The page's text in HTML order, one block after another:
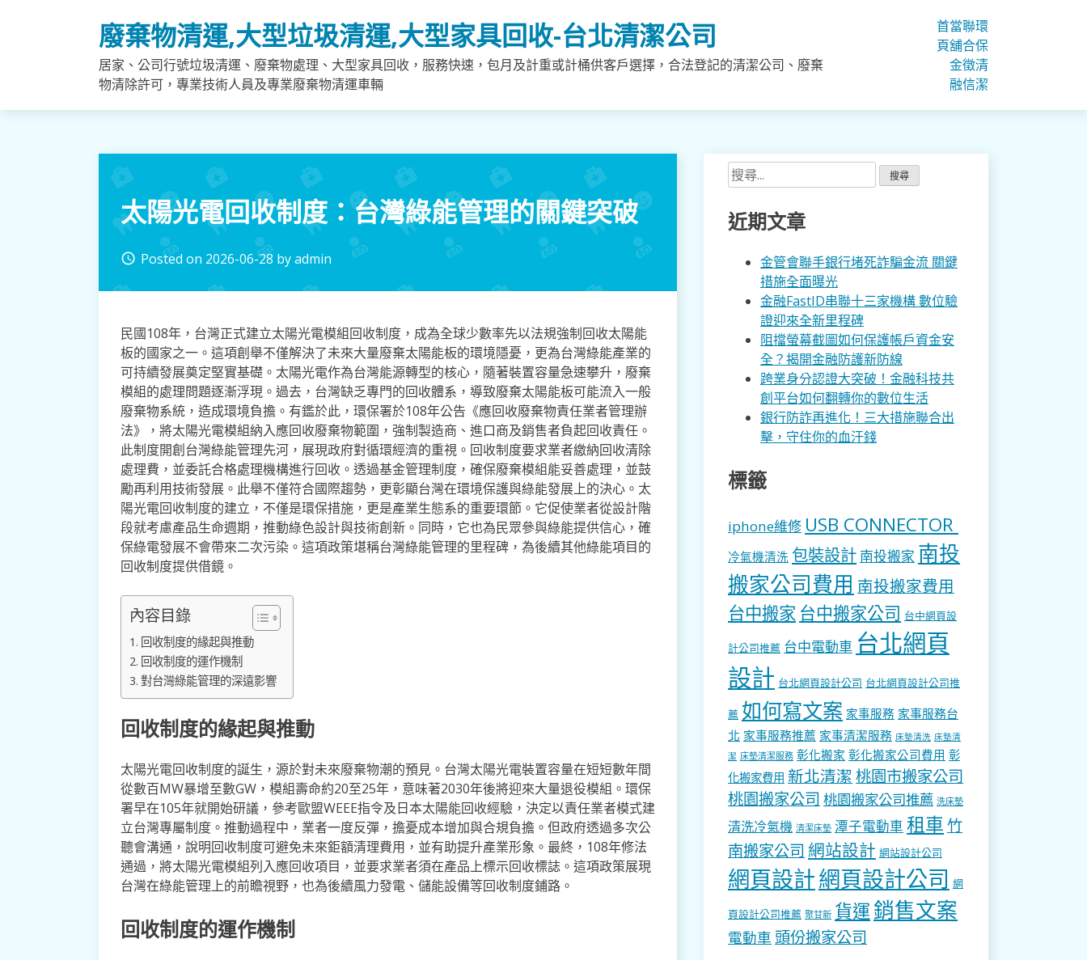
廢棄物清運,大型垃圾清運,大型家具回收-台北清潔公司
居家、公司行號垃圾清運、廢棄物處理、大型家具回收，服務快速，包月及計重或計桶供客戶選擇，合法登記的清潔公司、廢棄
物清除許可，專業技術人員及專業廢棄物清運車輛
首
頁
當
舖
金
融
聯
合
徵
信
環
保
清
潔
太陽光電回收制度：台灣綠能管理的關鍵突破
access_time Posted on 2026-06-28 byadmin
民國108年，台灣正式建立太陽光電模組回收制度，成為全球少數率先以法規強制回收太陽能
板的國家之一。這項創舉不僅解決了未來大量廢棄太陽能板的環境隱憂，更為台灣綠能產業的
可持續發展奠定堅實基礎。太陽光電作為台灣能源轉型的核心，隨著裝置容量急速攀升，廢棄
模組的處理問題逐漸浮現。過去，台灣缺乏專門的回收體系，導致廢棄太陽能板可能流入一般
廢棄物系統，造成環境負擔。有鑑於此，環保署於108年公告《應回收廢棄物責任業者管理辦
法》，將太陽光電模組納入應回收廢棄物範圍，強制製造商、進口商及銷售者負起回收責任。
此制度開創台灣綠能管理先河，展現政府對循環經濟的重視。回收制度要求業者繳納回收清除
處理費，並委託合格處理機構進行回收。透過基金管理制度，確保廢棄模組能妥善處理，並鼓
勵再利用技術發展。此舉不僅符合國際趨勢，更彰顯台灣在環境保護與綠能發展上的決心。太
陽光電回收制度的建立，不僅是環保措施，更是產業生態系的重要環節。它促使業者從設計階
段就考慮產品生命週期，推動綠色設計與技術創新。同時，它也為民眾參與綠能提供信心，確
保綠電發展不會帶來二次污染。這項政策堪稱台灣綠能管理的里程碑，為後續其他綠能項目的
回收制度提供借鏡。
內容目錄
回收制度的緣起與推動
回收制度的運作機制
對台灣綠能管理的深遠影響
回收制度的緣起與推動
太陽光電回收制度的誕生，源於對未來廢棄物潮的預見。台灣太陽光電裝置容量在短短數年間
從數百MW暴增至數GW，模組壽命約20至25年，意味著2030年後將迎來大量退役模組。環保
署早在105年就開始研議，參考歐盟WEEE指令及日本太陽能回收經驗，決定以責任業者模式建
立台灣專屬制度。推動過程中，業者一度反彈，擔憂成本增加與合規負擔。但政府透過多次公
聽會溝通，說明回收制度可避免未來鉅額清理費用，並有助提升產業形象。最終，108年修法
通過，將太陽光電模組列入應回收項目，並要求業者須在產品上標示回收標誌。這項政策展現
台灣在綠能管理上的前瞻視野，也為後續風力發電、儲能設備等回收制度鋪路。
回收制度的運作機制
搜
尋
關
鍵
近期文章
金管會聯手銀行堵死詐騙金流 關鍵
措施全面曝光
金融FastID串聯十三家機構 數位驗
證迎來全新里程碑
阻擋螢幕截圖如何保護帳戶資金安
全？揭開金融防護新防線
跨業身分認證大突破！金融科技共
創平台如何翻轉你的數位生活
銀行防詐再進化！三大措施聯合出
擊，守住你的血汗錢
標籤
iphone維修 USB CONNECTOR
冷氣機清洗 包裝設計 南投搬家 南投
搬家公司費用 南投搬家費用
台中搬家 台中搬家公司 台中網頁設
計公司推薦 台中電動車 台北網頁
設計 台北網頁設計公司 台北網頁設計公司推
薦 如何寫文案 家事服務 家事服務台
北 家事服務推薦 家事清潔服務 床墊清洗 床墊清
潔 床墊清潔服務 彰化搬家 彰化搬家公司費用 彰
化搬家費用 新北清潔 桃園市搬家公司
桃園搬家公司 桃園搬家公司推薦 洗床墊
清洗冷氣機 清潔床墊 潭子電動車 租車竹
南搬家公司 網站設計 網站設計公司
網頁設計網頁設計公司 網
頁設計公司推薦 聚甘新 貨運銷售文案
電動車 頭份搬家公司